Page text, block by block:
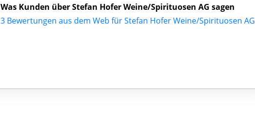
Was Kunden über Stefan Hofer Weine/Spirituosen AG sagen
3 Bewertungen aus dem Web für Stefan Hofer Weine/Spirituosen AG